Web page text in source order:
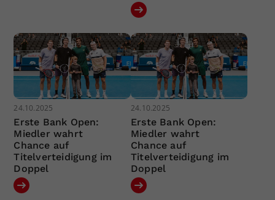
24.10.2025
Erste Bank Open:
Miedler wahrt
Chance auf
Titelverteidigung im
Doppel
24.10.2025
Erste Bank Open:
Miedler wahrt
Chance auf
Titelverteidigung im
Doppel